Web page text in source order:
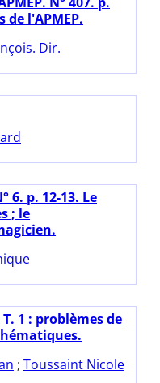
de l'APMEP.
Dir.
6. p. 12-13. Le
; le
1 : problèmes de
; Toussaint Nicole